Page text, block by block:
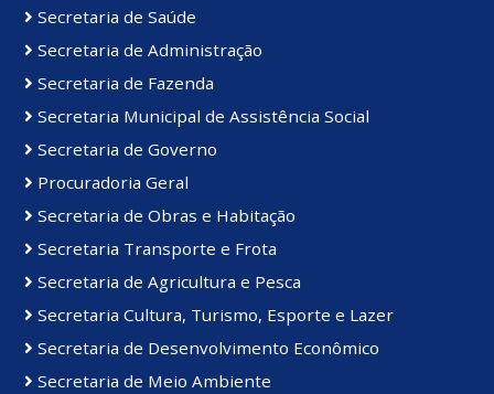
Secretaria de Saúde
Secretaria de Administração
Secretaria de Fazenda
Secretaria Municipal de Assistência Social
Secretaria de Governo
Procuradoria Geral
Secretaria de Obras e Habitação
Secretaria Transporte e Frota
Secretaria de Agricultura e Pesca
Secretaria Cultura, Turismo, Esporte e Lazer
Secretaria de Desenvolvimento Econômico
Secretaria de Meio Ambiente